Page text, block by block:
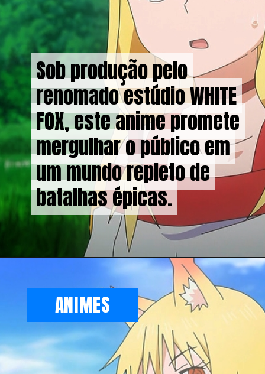
Sob produção pelo
renomado estúdio WHITE
FOX, este anime promete
mergulhar o público em
um mundo repleto de
batalhas épicas.
Sob produção pelo
renomado estúdio WHITE
FOX, este anime promete
mergulhar o público em
um mundo repleto de
batalhas épicas.
ANIMES